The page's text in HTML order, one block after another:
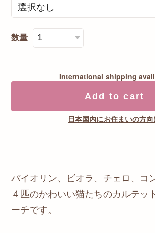
数量
International shipping
Add to cart
日本国内にお住まいの方
バイオリン、ビオラ、チェロ、コ
４匹のかわいい猫たちのカルテッ
ーチです。